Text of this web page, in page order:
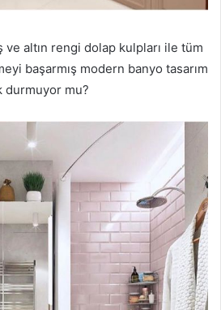
ve altın rengi dolap kulpları ile tüm
başarmış modern banyo tasarım
durmuyor mu?